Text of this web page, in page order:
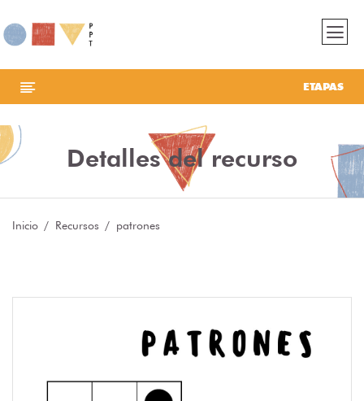
ETAPAS
Detalles del recurso
Inicio Recursos patrones